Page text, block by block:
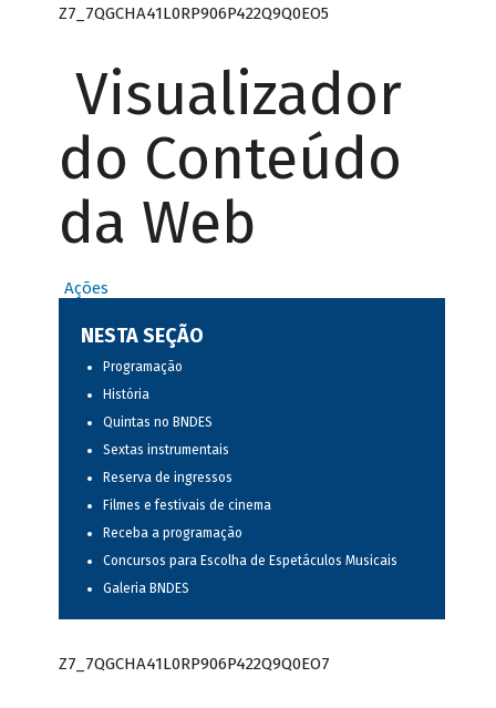
Z7_7QGCHA41L0RP906P422Q9Q0EO5
Visualizador
do Conteúdo
da Web
Ações
NESTA SEÇÃO
Programação
História
Quintas no BNDES
Sextas instrumentais
Reserva de ingressos
Filmes e festivais de cinema
Receba a programação
Concursos para Escolha de Espetáculos Musicais
Galeria BNDES
Z7_7QGCHA41L0RP906P422Q9Q0EO7